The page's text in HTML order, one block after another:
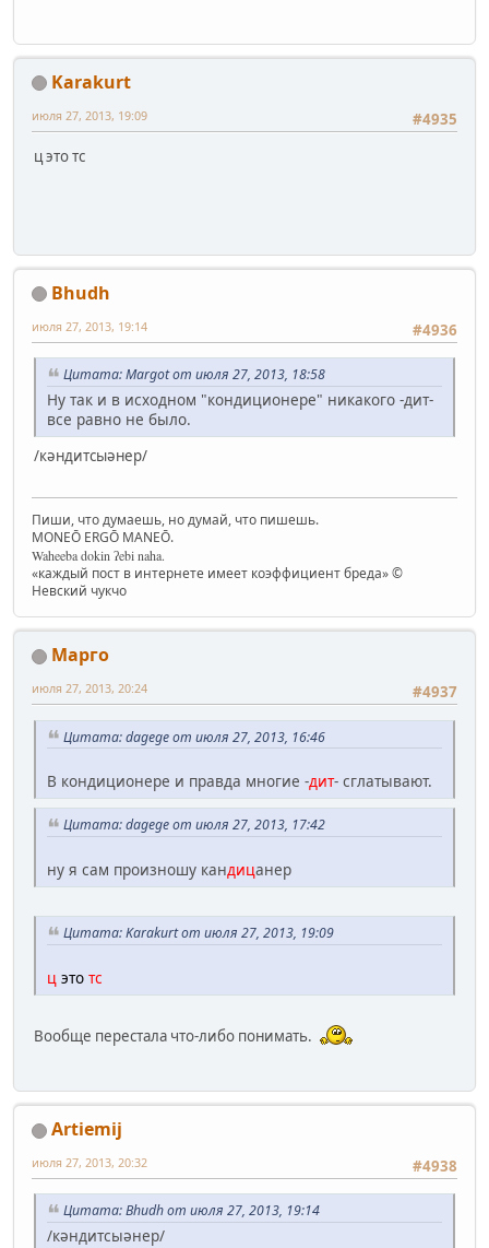
Karakurt
#4935
июля 27, 2013, 19:09
ц это тс
Bhudh
#4936
июля 27, 2013, 19:14
Цитата: Margot от июля 27, 2013, 18:58
Ну так и в исходном "кондиционере" никакого -дит-
все равно не было.
/кǝндитсыǝнер/
Пиши, что думаешь, но думай, что пишешь.
MONEŌ ERGŌ MANEŌ.
Waheeba dokin ʔebi naha.
«каждый пост в интернете имеет коэффициент бреда» ©
Невский чукчо
Марго
#4937
июля 27, 2013, 20:24
Цитата: dagege от июля 27, 2013, 16:46
В кондиционере и правда многие -дит- сглатывают.
Цитата: dagege от июля 27, 2013, 17:42
ну я сам произношу кандицанер
Цитата: Karakurt от июля 27, 2013, 19:09
ц это тс
Вообще перестала что-либо понимать.
Artiemij
#4938
июля 27, 2013, 20:32
Цитата: Bhudh от июля 27, 2013, 19:14
/кǝндитсыǝнер/